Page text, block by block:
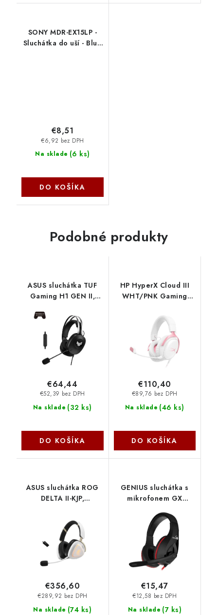
SONY MDR-EX15LP -
Sluchátka do uší - Blue
Na sklade (6 ks)
€6,92 bez DPH
€8,51
DO KOŠÍKA
Podobné produkty
ASUS sluchátka TUF
Gaming H1 GEN II,
Headset, černá
90YH044B-BHUA00
Asus
Na sklade (32 ks)
€52,39 bez DPH
€64,44
DO KOŠÍKA
HP HyperX Cloud III
WHT/PNK Gaming
HYPERX
Na sklade (46 ks)
€89,76 bez DPH
€110,40
DO KOŠÍKA
ASUS sluchátka ROG
DELTA II-KJP,
2.4GHz, 3.5mm jack,
bílá 90YH04C0-
BHUA10 Asus
Na sklade (74 ks)
€289,92 bez DPH
€356,60
GENIUS sluchátka s
mikrofonem GX
3,5" jack 31710007400
Genius
Na sklade (7 ks)
€12,58 bez DPH
€15,47